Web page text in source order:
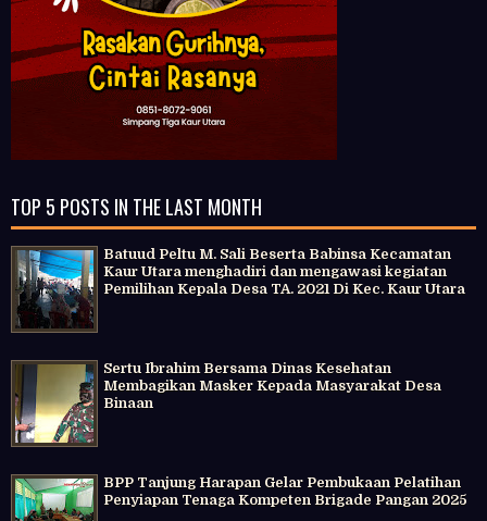
TOP 5 POSTS IN THE LAST MONTH
Batuud Peltu M. Sali Beserta Babinsa Kecamatan
Kaur Utara menghadiri dan mengawasi kegiatan
Pemilihan Kepala Desa TA. 2021 Di Kec. Kaur Utara
Sertu Ibrahim Bersama Dinas Kesehatan
Membagikan Masker Kepada Masyarakat Desa
Binaan
BPP Tanjung Harapan Gelar Pembukaan Pelatihan
Penyiapan Tenaga Kompeten Brigade Pangan 2025